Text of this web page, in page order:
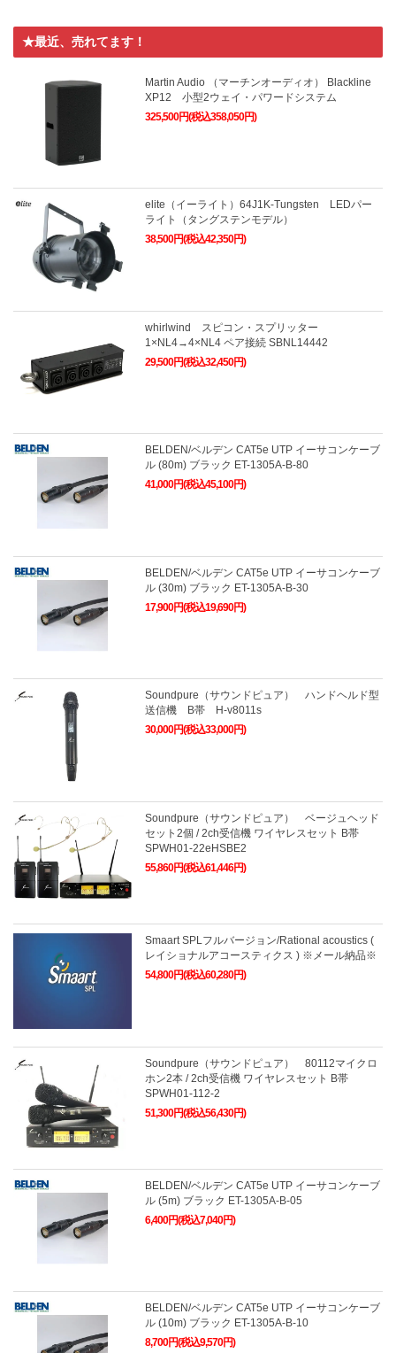
★最近、売れてます！
Martin Audio （マーチンオーディオ） Blackline
XP12 小型2ウェイ・パワードシステム
325,500円(税込358,050円)
elite（イーライト）64J1K-Tungsten LEDパー
ライト（タングステンモデル）
38,500円(税込42,350円)
whirlwind スピコン・スプリッター
1×NL4→4×NL4 ペア接続 SBNL14442
29,500円(税込32,450円)
BELDEN/ベルデン CAT5e UTP イーサコンケーブ
ル (80m) ブラック ET-1305A-B-80
41,000円(税込45,100円)
BELDEN/ベルデン CAT5e UTP イーサコンケーブ
ル (30m) ブラック ET-1305A-B-30
17,900円(税込19,690円)
Soundpure（サウンドピュア） ハンドヘルド型
送信機 B帯 H-v8011s
30,000円(税込33,000円)
Soundpure（サウンドピュア） ベージュヘッド
セット2個 / 2ch受信機 ワイヤレスセット B帯
SPWH01-22eHSBE2
55,860円(税込61,446円)
Smaart SPLフルバージョン/Rational acoustics (
レイショナルアコースティクス ) ※メール納品※
54,800円(税込60,280円)
Soundpure（サウンドピュア） 80112マイクロ
ホン2本 / 2ch受信機 ワイヤレスセット B帯
SPWH01-112-2
51,300円(税込56,430円)
BELDEN/ベルデン CAT5e UTP イーサコンケーブ
ル (5m) ブラック ET-1305A-B-05
6,400円(税込7,040円)
BELDEN/ベルデン CAT5e UTP イーサコンケーブ
ル (10m) ブラック ET-1305A-B-10
8,700円(税込9,570円)